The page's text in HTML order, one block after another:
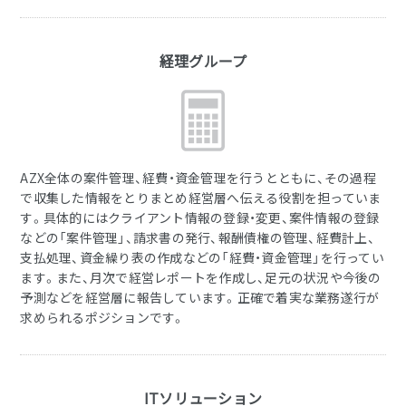
経理グループ
AZX全体の案件管理、経費・資金管理を行うとともに、その過程
で収集した情報をとりまとめ経営層へ伝える役割を担っていま
す。具体的にはクライアント情報の登録・変更、案件情報の登録
などの「案件管理」、請求書の発行、報酬債権の管理、経費計上、
支払処理、資金繰り表の作成などの「経費・資金管理」を行ってい
ます。また、月次で経営レポートを作成し、足元の状況や今後の
予測などを経営層に報告しています。正確で着実な業務遂行が
求められるポジションです。
ITソリューション